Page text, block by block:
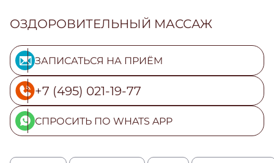
ОЗДОРОВИТЕЛЬНЫЙ МАССАЖ
ЗАПИСАТЬСЯ НА ПРИЁМ
+7 (495) 021-19-77
СПРОСИТЬ ПО WHATS APP